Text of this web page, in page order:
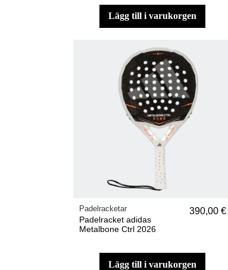
lägg till i varukorgen
Padelracketar
Padelracket adidas
Metalbone Ctrl 2026
390,00 €
lägg till i varukorgen